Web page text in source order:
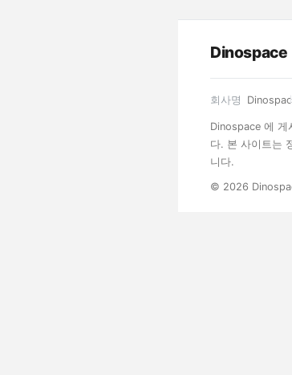
Dinospace
회사명
Dinospace 에 게
다. 본 사이트는
니다.
© 2026